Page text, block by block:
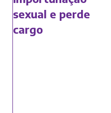
sexual e perde
cargo